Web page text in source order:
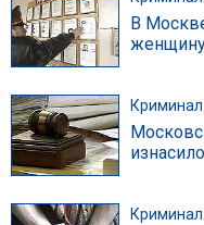
В
Криминал
Криминал